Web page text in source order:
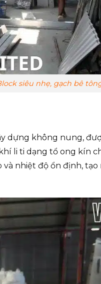
siêu nhẹ, gạch bê
dựng không nung,
li ti dạng tổ ong kín
nhiệt độ ổn định,